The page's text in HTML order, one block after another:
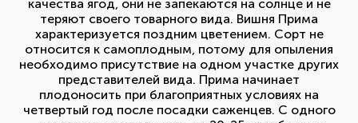
качества ягод, они не запекаются на солнце и не
теряют своего товарного вида. Вишня Прима
характеризуется поздним цветением. Сорт не
относится к самоплодным, потому для опыления
необходимо присутствие на одном участке других
представителей вида. Прима начинает
плодоносить при благоприятных условиях на
четвертый год после посадки саженцев. С одного